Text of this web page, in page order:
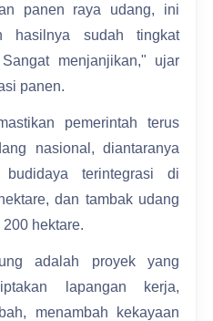
panen raya udang, ini
hasilnya sudah tingkat
menjanjikan," ujar
panen.
pemerintah terus
nasional, diantaranya
budidaya terintegrasi di
dan tambak udang
hektare.
adalah proyek yang
lapangan kerja,
menambah kekayaan